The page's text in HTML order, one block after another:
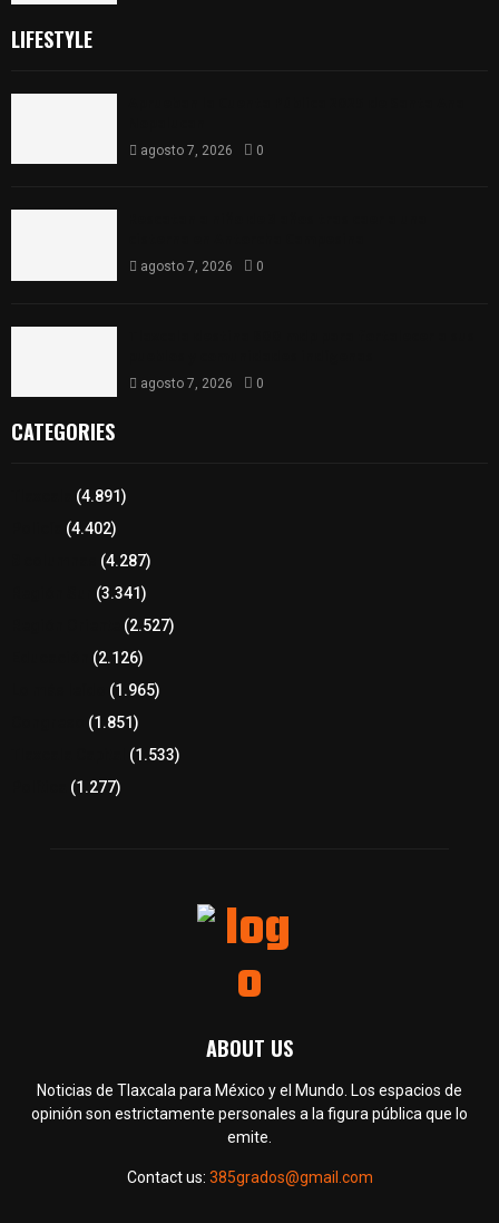
LIFESTYLE
agosto 7, 2026 0
agosto 7, 2026 0
agosto 7, 2026 0
CATEGORIES
(4.891)
(4.402)
(4.287)
(3.341)
(2.527)
(2.126)
(1.965)
(1.851)
(1.533)
(1.277)
ABOUT US
Noticias de Tlaxcala para México y el Mundo. Los espacios de
opinión son estrictamente personales a la figura pública que lo
emite.
Contact us: 385grados@gmail.com